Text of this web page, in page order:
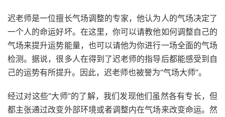
迟老师是一位擅长气场调整的专家，他认为人的气场决定了
一个人的命运好坏。在这里，你可以请教他如何调整自己的
气场来提升运势能量，也可以请他为你进行一场全面的气场
检测。据说，很多人在得到了迟老师的指导后都能感受到自
己的运势有所提升。因此，迟老师也被誉为“气场大师”。
经过对这些“大师”的了解，我们发现他们虽然各有专长，但
都主张通过改变外部环境或者调整内在气场来改变命运。然